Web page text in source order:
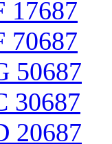
17687
70687
50687
30687
20687